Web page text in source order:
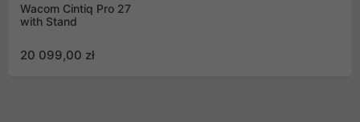
Wacom Cintiq Pro 27
with Stand
20 099,00 zł